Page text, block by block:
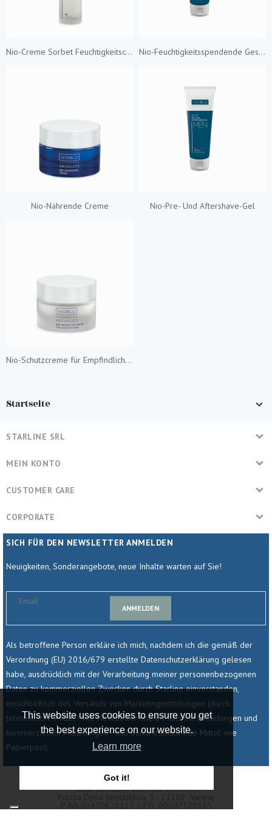
This website uses cookies to ensure you get
the best experience on our website.
Learn more
Got it!
Startseite
Nio-Creme Sorbet Feuchtigkeitscreme Nio-Feuchtigkeitsspendende Gesichtscreme
Nio-Nährende Creme Nio-Pre- Und Aftershave-Gel
Nio-Schutzcreme für Empfindliche Haut
STARLINE SRL
MEIN KONTO
CUSTOMER CARE
CORPORATE
SICH FÜR DEN NEWSLETTER ANMELDEN
Neuigkeiten, Sonderangebote, neue Inhalte warten auf Sie!
ANMELDEN
Als betroffene Person erkläre ich mich, nachdem ich die gemäß der
Verordnung (EU) 2016/679 erstellte Datenschutzerklärung gelesen
habe, ausdrücklich mit der Verarbeitung meiner personenbezogenen
Daten zu kommerziellen Zwecken durch Starline einverstanden,
einschließlich des Versands von Marketingmitteilungen (durch
telematische Mittel - wie Newsletter und E-Mails mit Einladungen und
kommerziellen Mitteilungen - und durch traditionelle Mittel, wie
Papierpost)
© 2025 - Starline Srl - Società Unipersonale -
Cap. Soc. Euro 189.800 Int. Vers.